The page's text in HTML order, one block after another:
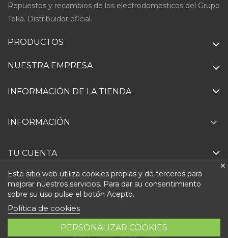
Repuestos y recambios de los electrodomesticos del Grupo
Teka. Distribuidor oficial.
PRODUCTOS
NUESTRA EMPRESA
INFORMACIÓN DE LA TIENDA
Este sitio web utiliza cookies propias y de terceros para
mejorar nuestros servicios. Para dar su consentimiento
sobre su uso pulse el botón Acepto.
Política de cookies
PERSONALIZAR COOKIES
INFORMACIÓN 
TU CUENTA
Ejercer derecho de desistimiento